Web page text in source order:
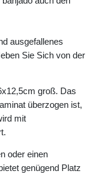
ausgefallenes
Sie Sich von der
groß. Das
überzogen ist,
mit
oder einen
genügend Platz